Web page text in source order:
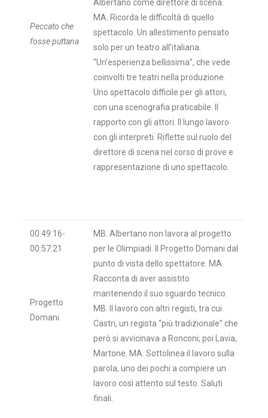
Peccato che
fosse puttana
Albertano come direttore di scena.
MA. Ricorda le difficoltà di quello
spettacolo. Un allestimento pensato
solo per un teatro all’italiana.
“Un’esperienza bellissima”, che vede
coinvolti tre teatri nella produzione.
Uno spettacolo difficile per gli attori,
con una scenografia praticabile. Il
rapporto con gli attori. Il lungo lavoro
con gli interpreti. Riflette sul ruolo del
direttore di scena nel corso di prove e
rappresentazione di uno spettacolo.
00:49:16-
00:57:21
Progetto
Domani
MB. Albertano non lavora al progetto
per le Olimpiadi. Il Progetto Domani dal
punto di vista dello spettatore. MA.
Racconta di aver assistito
mantenendo il suo sguardo tecnico.
MB. Il lavoro con altri registi, tra cui
Castri, un regista “più tradizionale” che
però si avvicinava a Ronconi; poi Lavia,
Martone. MA. Sottolinea il lavoro sulla
parola, uno dei pochi a compiere un
lavoro così attento sul testo. Saluti
finali.